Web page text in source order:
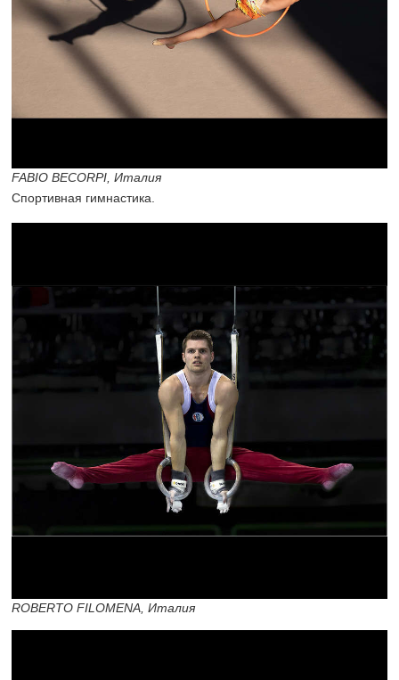
FABIO BECORPI, Италия
Спортивная гимнастика.
ROBERTO FILOMENA, Италия